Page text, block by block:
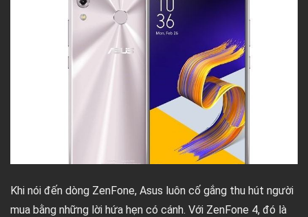
Khi nói đến dòng ZenFone, Asus luôn cố gắng thu hút người
mua bằng những lời hứa hẹn có cánh. Với ZenFone 4, đó là